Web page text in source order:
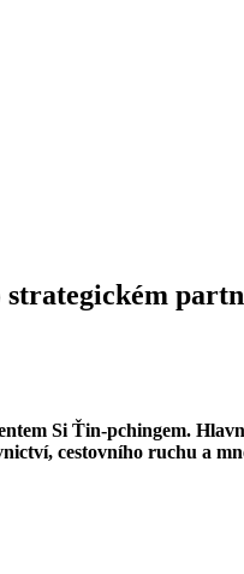
Si Ťin-pchingem.
cestovního ruchu a